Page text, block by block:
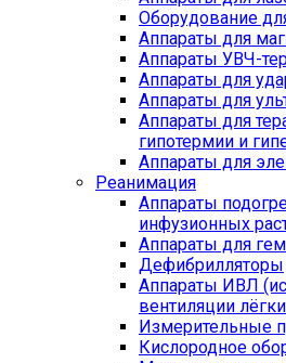
Оборудование
Аппараты для
Аппараты УВЧ-
Аппараты для
Аппараты для
Аппараты для
гипотермии и
Аппараты для
Реанимация
Аппараты
инфузионных
Аппараты для
Дефибрилляторы
Аппараты ИВЛ
вентиляции
Измерительные
Кислородное